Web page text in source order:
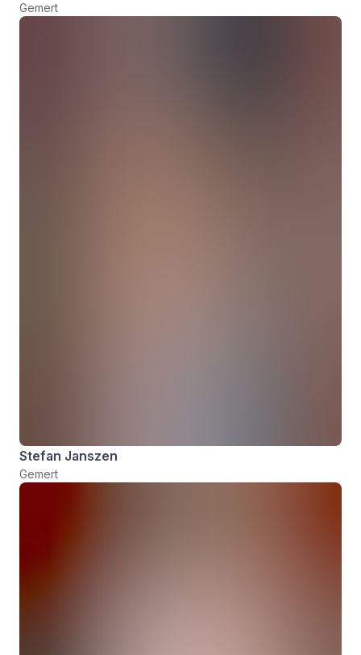
Gemert
Stefan Janszen
Gemert